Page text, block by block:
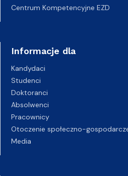
Centrum Kompetencyjne EZD
Informacje dla
Kandydaci
Studenci
Doktoranci
Absolwenci
Pracownicy
Otoczenie społeczno-
Media